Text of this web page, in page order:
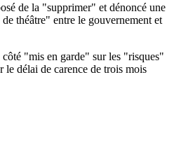
de la "supprimer" et dénoncé une
théâtre" entre le gouvernement et
"mis en garde" sur les "risques"
le délai de carence de trois mois